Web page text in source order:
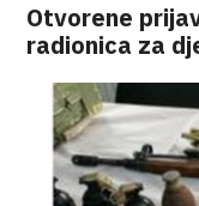
Otvorene
radionica za